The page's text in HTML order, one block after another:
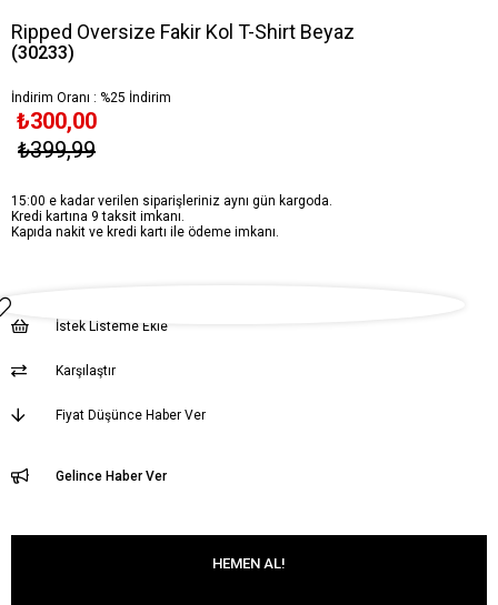
Ripped Oversize Fakir Kol T-Shirt Beyaz
(30233)
İndirim Oranı : %25 İndirim
₺399,99
₺300,00
15:00 e kadar verilen siparişleriniz aynı gün kargoda.
Kredi kartına 9 taksit imkanı.
Kapıda nakit ve kredi kartı ile ödeme imkanı.
İstek Listeme Ekle
Karşılaştır
Fiyat Düşünce Haber Ver
Gelince Haber Ver